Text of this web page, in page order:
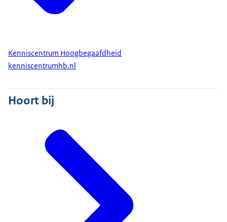
Kenniscentrum Hoogbegaafdheid
kenniscentrumhb.nl
Hoort bij